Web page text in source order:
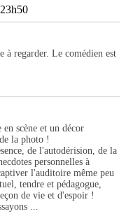
à regarder. Le comédien est
scène et un décor
la photo !
de l'autodérision, de la
personnelles à
l'auditoire même peu
tendre et pédagogue,
de vie et d'espoir !
...